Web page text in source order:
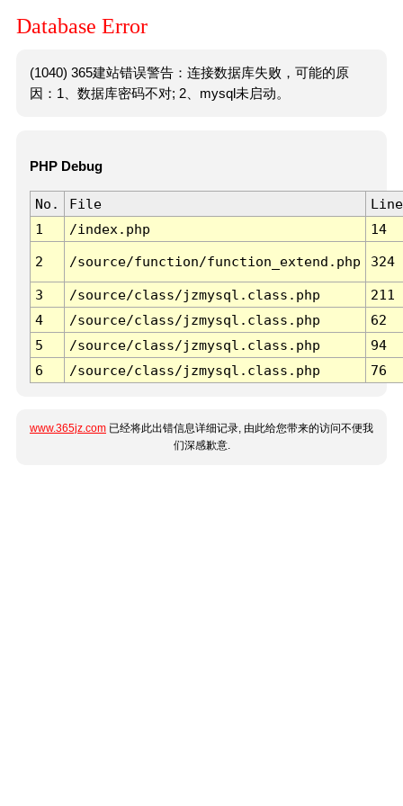
Database Error
(1040) 365建站错误警告：连接数据库失败，可能的原
因：1、数据库密码不对; 2、mysql未启动。
PHP Debug
No. File
Line
1
/index.php 14
2 /source/function/function_extend.php 324
3 /source/class/jzmysql.class.php
211
4
/source/class/jzmysql.class.php
62
5
/source/class/jzmysql.class.php
94
6
/source/class/jzmysql.class.php 76
www.365jz.com 已经将此出错信息详细记录, 由此给您带来的访问不便我
们深感歉意.